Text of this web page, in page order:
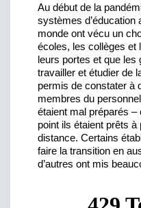
Au début de la
systèmes d’éducation
monde ont vécu un
écoles, les collèges et
leurs portes et que
travailler et étudier de
permis de constater à
membres du
étaient mal préparés
point ils étaient prêts à
distance. Certains
faire la transition en
d’autres ont mis